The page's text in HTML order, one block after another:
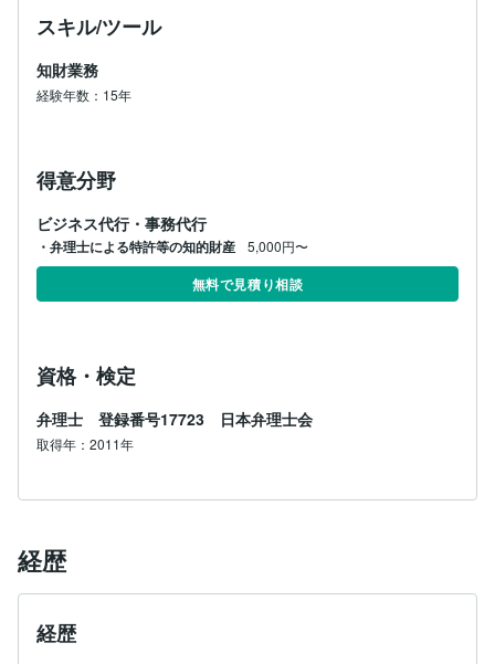
にたくさんのことを学ばせていております。そして、自
ました。この感情は、自分でも予想していなかった、と
ても不思議なものでした。誠実で良心を持ち合わせたお
それでは、よろしくお願いします。
日本弁理士会会員
スキル/ツール
知財業務
経験年数：15年
得意分野
ビジネス代行・事務代行
・弁理士による特許等の知的財産 5,000円〜
無料で見積り相談
資格・検定
弁理士 登録番号17723 日本弁理士会
取得年：2011年
経歴
経歴